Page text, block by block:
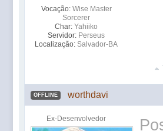
Vocação: Wise Master
Sorcerer
Char: Yahiiko
Servidor: Perseus
Localização: Salvador-BA
OFFLINE worthdavi
Ex-Desenvolvedor